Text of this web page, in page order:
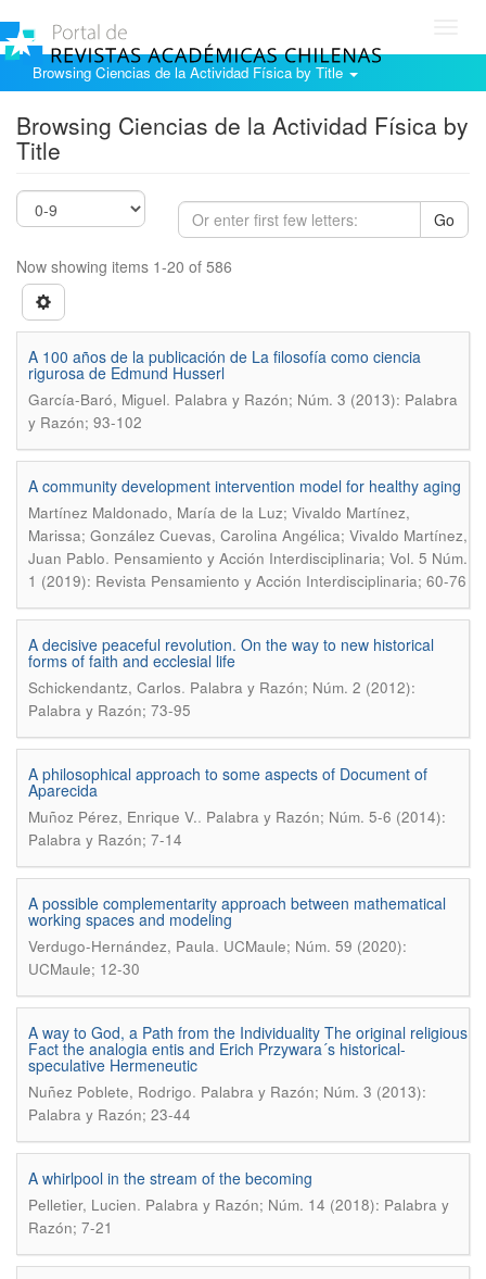
Browsing Ciencias de la Actividad Física by Title
Browsing Ciencias de la Actividad Física by
Title
Go
Now showing items 1-20 of 586
A 100 años de la publicación de La filosofía como ciencia
rigurosa de Edmund Husserl
García-Baró, Miguel. Palabra y Razón; Núm. 3 (2013): Palabra
y Razón; 93-102
A community development intervention model for healthy aging
Martínez Maldonado, María de la Luz; Vivaldo Martínez,
Marissa; González Cuevas, Carolina Angélica; Vivaldo Martínez,
Juan Pablo. Pensamiento y Acción Interdisciplinaria; Vol. 5 Núm.
1 (2019): Revista Pensamiento y Acción Interdisciplinaria; 60-76
A decisive peaceful revolution. On the way to new historical
forms of faith and ecclesial life
Schickendantz, Carlos. Palabra y Razón; Núm. 2 (2012):
Palabra y Razón; 73-95
A philosophical approach to some aspects of Document of
Aparecida
Muñoz Pérez, Enrique V.. Palabra y Razón; Núm. 5-6 (2014):
Palabra y Razón; 7-14
A possible complementarity approach between mathematical
working spaces and modeling
Verdugo-Hernández, Paula. UCMaule; Núm. 59 (2020):
UCMaule; 12-30
A way to God, a Path from the Individuality The original religious
Fact the analogia entis and Erich Przywara´s historical-
speculative Hermeneutic
Nuñez Poblete, Rodrigo. Palabra y Razón; Núm. 3 (2013):
Palabra y Razón; 23-44
A whirlpool in the stream of the becoming
Pelletier, Lucien. Palabra y Razón; Núm. 14 (2018): Palabra y
Razón; 7-21